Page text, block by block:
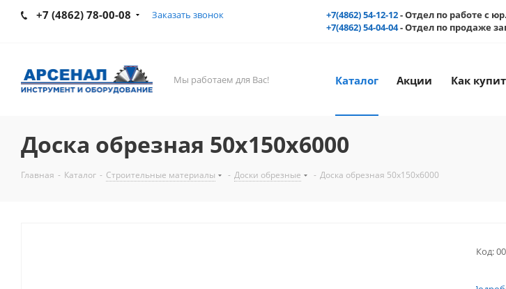
+7 (4862) 78-00-08 Заказать звонок +7(4862) 54-12-12- Отдел по работе с
+7(4862) 54-04-04- Отдел по продаже
Мы работаем для Вас! Каталог Акции Как
Доска обрезная 50х150х6000
Главная - Каталог - Строительные материалы - Доски обрезные - Доска обрезная 50х150х6000
Код: